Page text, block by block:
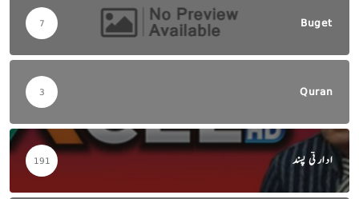
Buget
7
Quran
3
ادارتی پسند 191